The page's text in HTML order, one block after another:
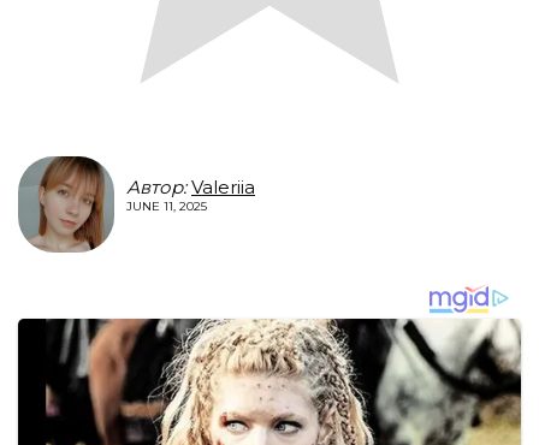
Автор: Valeriia
JUNE 11, 2025